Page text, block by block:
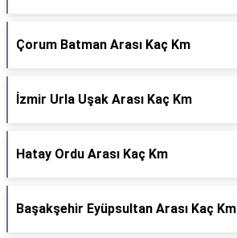
Çorum Batman Arası Kaç Km
İzmir Urla Uşak Arası Kaç Km
Hatay Ordu Arası Kaç Km
Başakşehir Eyüpsultan Arası Kaç Km